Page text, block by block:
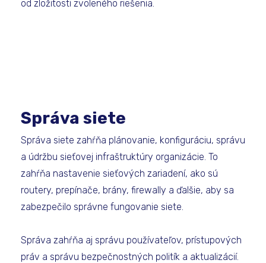
od zložitosti zvoleného riešenia.
Správa siete
Správa siete zahŕňa plánovanie, konfiguráciu, správu
a údržbu sieťovej infraštruktúry organizácie. To
zahŕňa nastavenie sieťových zariadení, ako sú
routery, prepínače, brány, firewally a ďalšie, aby sa
zabezpečilo správne fungovanie siete.
Správa zahŕňa aj správu používateľov, prístupových
práv a správu bezpečnostných politík a aktualizácií.